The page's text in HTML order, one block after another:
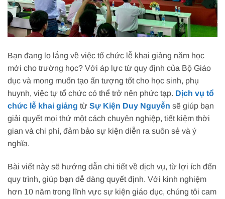
Bạn đang lo lắng về việc tổ chức lễ khai giảng năm học
mới cho trường học? Với áp lực từ quy định của Bộ Giáo
dục và mong muốn tạo ấn tượng tốt cho học sinh, phụ
huynh, việc tự tổ chức có thể trở nên phức tạp. Dịch vụ tổ
chức lễ khai giảng từ Sự Kiện Duy Nguyễn sẽ giúp bạn
giải quyết mọi thứ một cách chuyên nghiệp, tiết kiệm thời
gian và chi phí, đảm bảo sự kiện diễn ra suôn sẻ và ý
nghĩa.
Bài viết này sẽ hướng dẫn chi tiết về dịch vụ, từ lợi ích đến
quy trình, giúp bạn dễ dàng quyết định. Với kinh nghiệm
hơn 10 năm trong lĩnh vực sự kiện giáo dục, chúng tôi cam